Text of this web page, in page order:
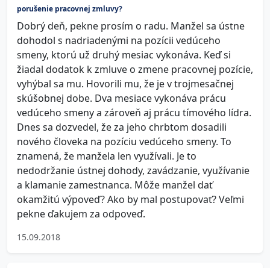
porušenie pracovnej zmluvy?
Dobrý deň, pekne prosím o radu. Manžel sa ústne
dohodol s nadriadenými na pozícii vedúceho
smeny, ktorú už druhý mesiac vykonáva. Keď si
žiadal dodatok k zmluve o zmene pracovnej pozície,
vyhýbal sa mu. Hovorili mu, že je v trojmesačnej
skúšobnej dobe. Dva mesiace vykonáva prácu
vedúceho smeny a zároveň aj prácu tímového lídra.
Dnes sa dozvedel, že za jeho chrbtom dosadili
nového človeka na pozíciu vedúceho smeny. To
znamená, že manžela len využívali. Je to
nedodržanie ústnej dohody, zavádzanie, využívanie
a klamanie zamestnanca. Môže manžel dať
okamžitú výpoveď? Ako by mal postupovať? Veľmi
pekne ďakujem za odpoveď.
15.09.2018